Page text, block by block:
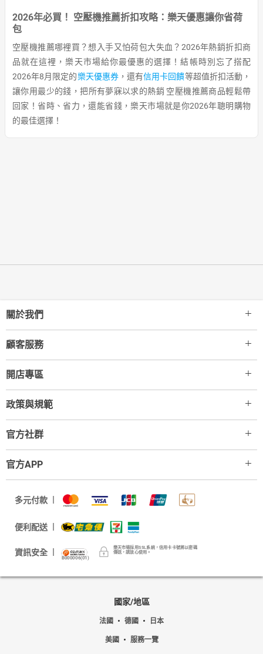
2026年必買！ 空壓機推薦折扣攻略：樂天優惠讓你省荷
包
空壓機推薦哪裡買？想入手又怕荷包大失血？2026年熱銷折扣商
品就在這裡，樂天市場給你最優惠的選擇！結帳時別忘了搭配
2026年8月限定的樂天優惠券，還有信用卡回饋等超值折扣活動，
讓你用最少的錢，把所有夢寐以求的熱銷 空壓機推薦商品輕鬆帶
回家！省時、省力，還能省錢，樂天市場就是你2026年聰明購物
的最佳選擇！
關於我們
顧客服務
開店專區
政策與規範
官方社群
官方APP
資訊安全
B000006(01)
樂天市場採用SSL系統，信用卡卡號將以密碼
傳送，請放心使用。
多元付款
便利配送
國家/地區
法國 德國 日本
美國 服務一覽